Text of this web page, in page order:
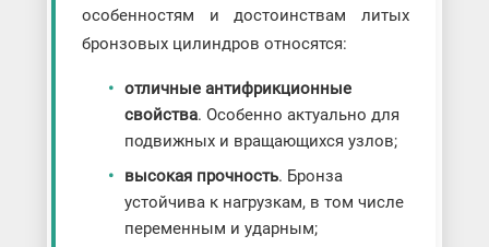
особенностям и достоинствам литых
бронзовых цилиндров относятся:
отличные антифрикционные
свойства. Особенно актуально для
подвижных и вращающихся узлов;
высокая прочность. Бронза
устойчива к нагрузкам, в том числе
переменным и ударным;